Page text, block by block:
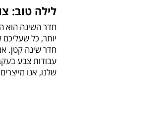
לילה טוב:
חדר השינה הוא
יותר, כל
חדר שינה קטן.
עבודות צבע
שלנו, אנו